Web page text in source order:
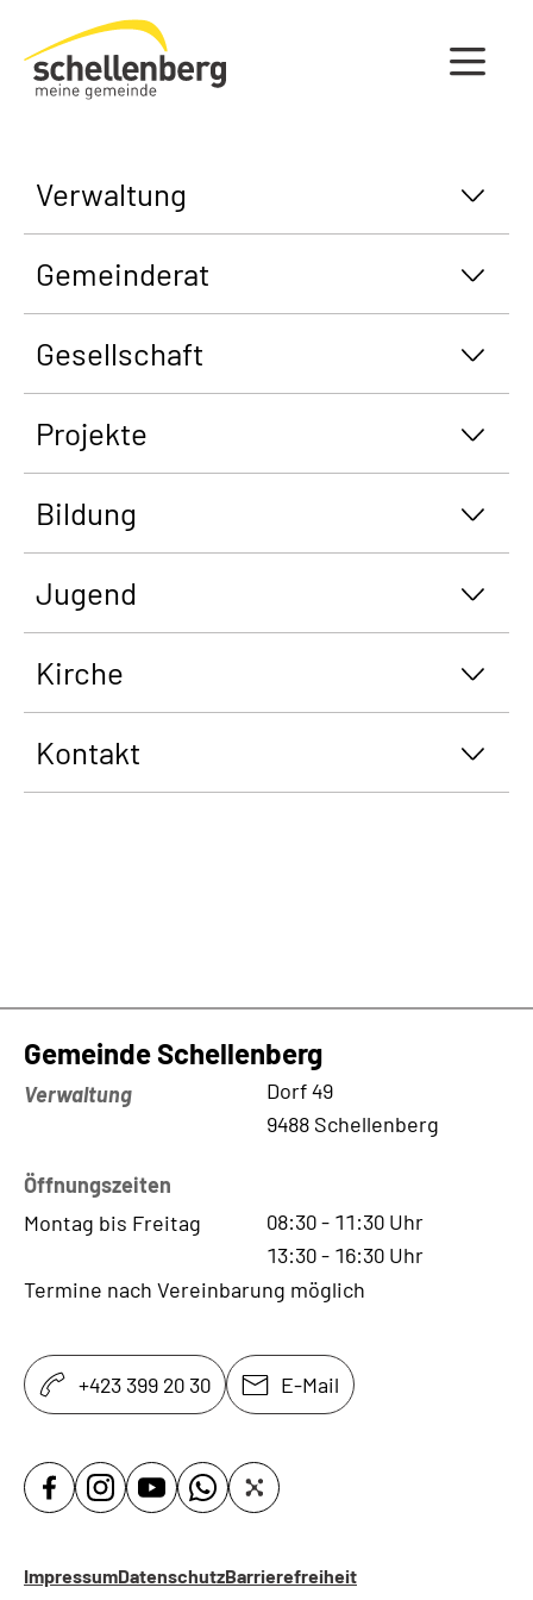
Gemeinde Schellenberg Startseite
Verwaltung
Gemeinderat
Gesellschaft
Projekte
Bildung
Jugend
Kirche
Kontakt
Gemeinde Schellenberg
Verwaltung
Dorf 49
9488 Schellenberg
Öffnungszeiten
Montag bis Freitag
08:30- 11:30 Uhr
13:30- 16:30 Uhr
Termine nach Vereinbarung möglich
+423 399 20 30 E-Mail
ImpressumDatenschutzBarrierefreiheit